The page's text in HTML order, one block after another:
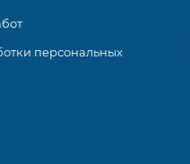
персональных